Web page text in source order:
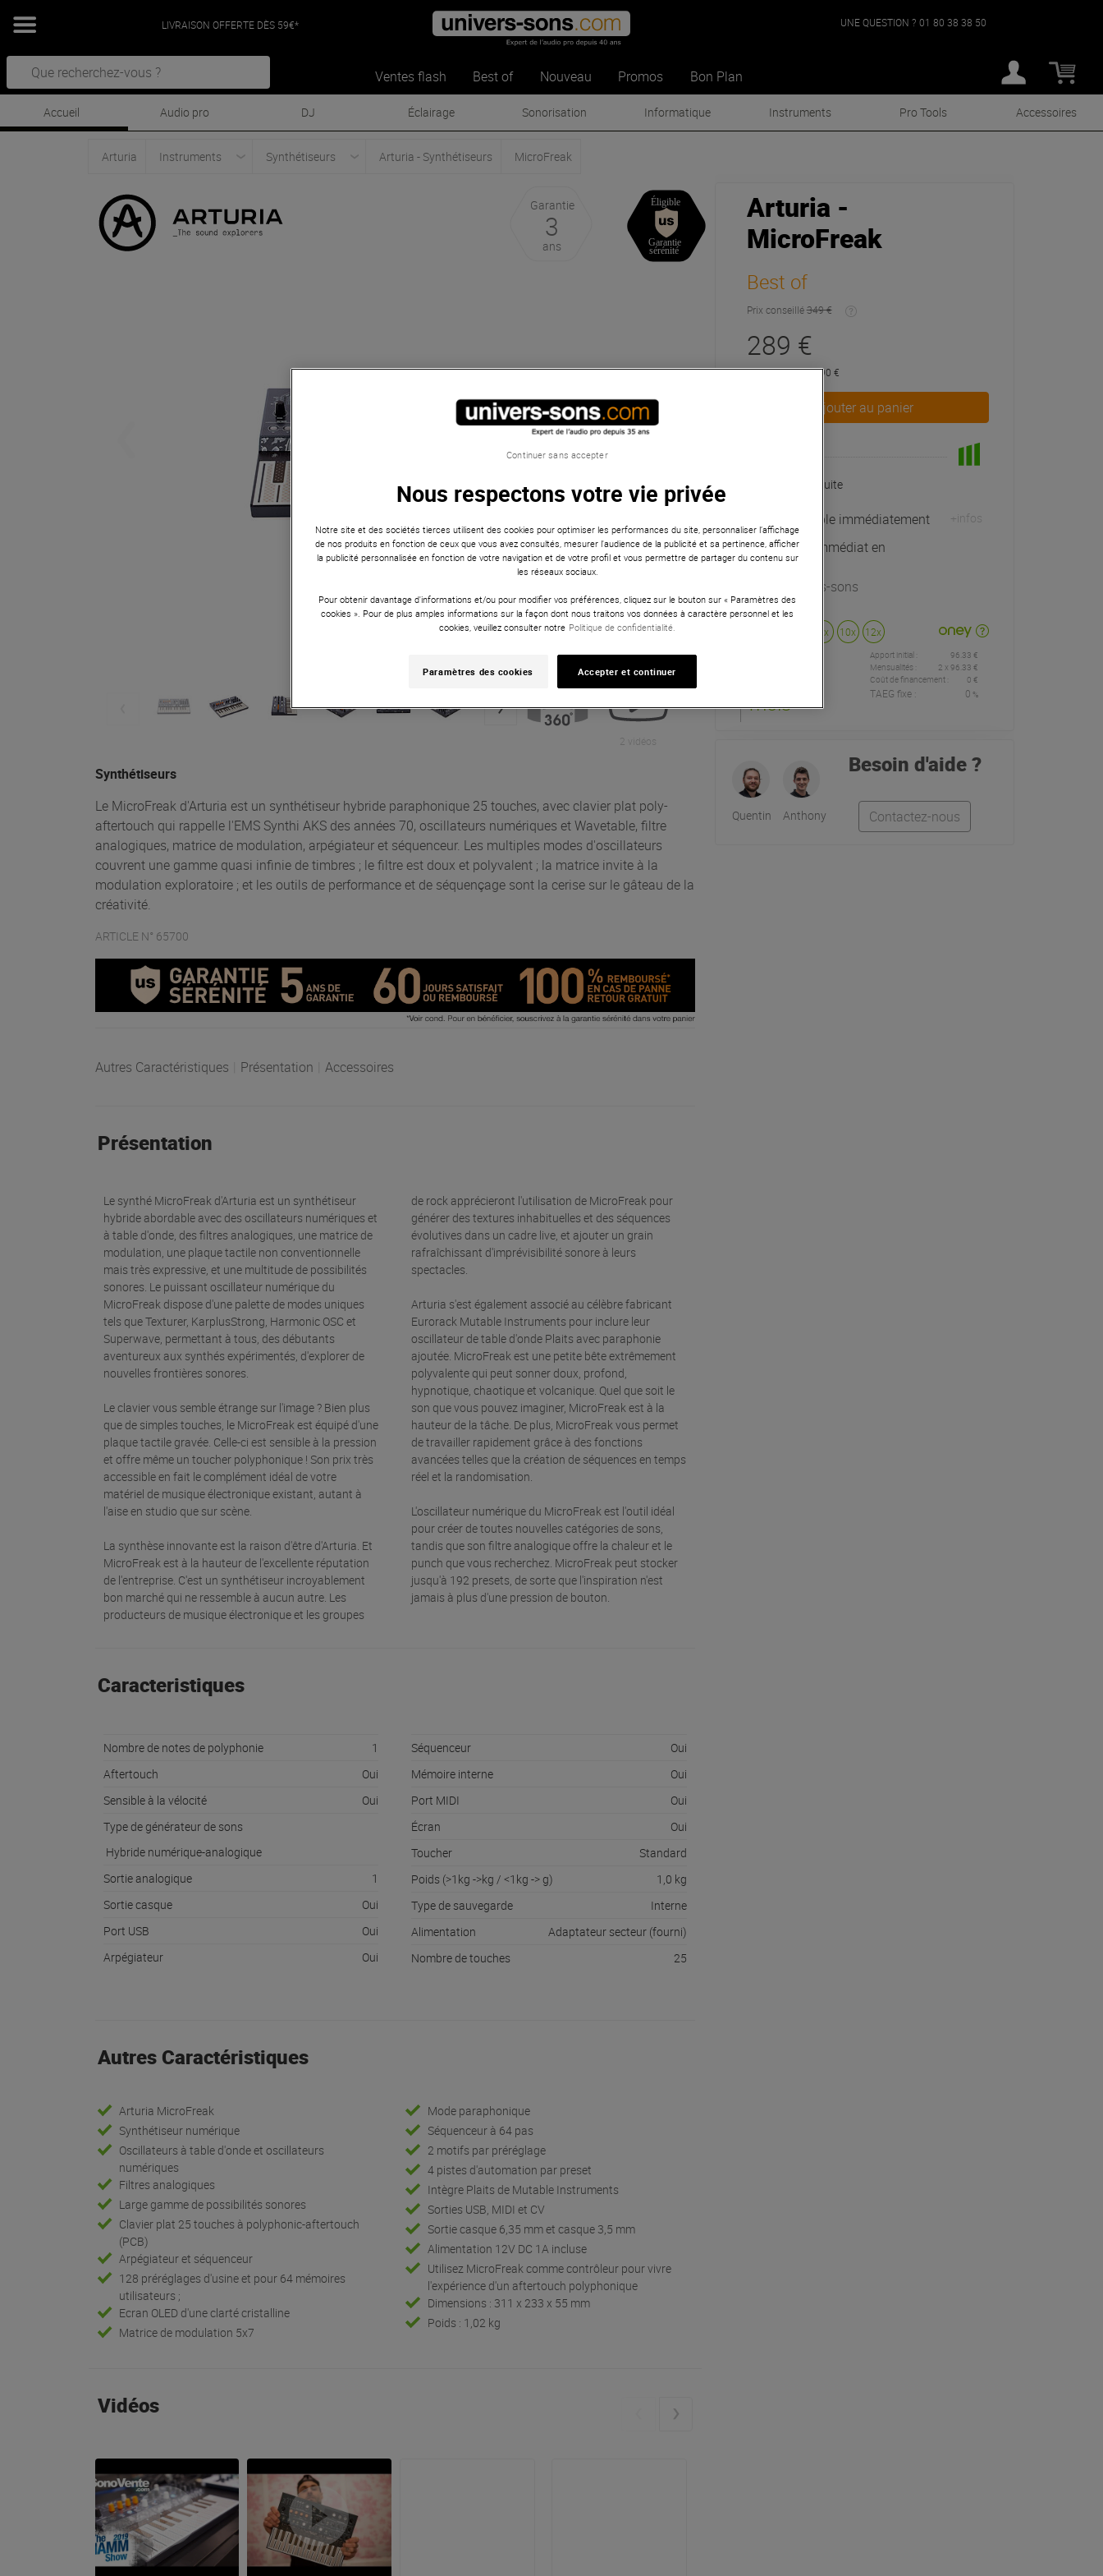
LIVRAISON OFFERTE DÈS 59€*
Ventes flash Best of Nouveau Promos Bon Plan
UNE QUESTION ? 01 80 38 38 50
Accueil Audio pro DJ Éclairage Sonorisation Informatique Instruments Pro Tools Accessoires
Arturia Instruments Synthétiseurs Arturia - Synthétiseurs MicroFreak
Garantie
3
ans
2 vidéos
Synthétiseurs
Le MicroFreak d'Arturia est un synthétiseur hybride paraphonique 25 touches, avec clavier plat poly-
aftertouch qui rappelle l'EMS Synthi AKS des années 70, oscillateurs numériques et Wavetable, filtre
analogiques, matrice de modulation, arpégiateur et séquenceur. Les multiples modes d'oscillateurs
couvrent une gamme quasi infinie de timbres ; le filtre est doux et polyvalent ; la matrice invite à la
modulation exploratoire ; et les outils de performance et de séquençage sont la cerise sur le gâteau de la
créativité.
ARTICLE N° 65700
Autres Caractéristiques Présentation Accessoires
Présentation
Le synthé MicroFreak d'Arturia est un synthétiseur
hybride abordable avec des oscillateurs numériques et
à table d'onde, des filtres analogiques, une matrice de
modulation, une plaque tactile non conventionnelle
mais très expressive, et une multitude de possibilités
sonores. Le puissant oscillateur numérique du
MicroFreak dispose d'une palette de modes uniques
tels que Texturer, KarplusStrong, Harmonic OSC et
Superwave, permettant à tous, des débutants
aventureux aux synthés expérimentés, d'explorer de
nouvelles frontières sonores.
Le clavier vous semble étrange sur l'image ? Bien plus
que de simples touches, le MicroFreak est équipé d'une
plaque tactile gravée. Celle-ci est sensible à la pression
et offre même un toucher polyphonique ! Son prix très
accessible en fait le complément idéal de votre
matériel de musique électronique existant, autant à
l'aise en studio que sur scène.
La synthèse innovante est la raison d'être d'Arturia. Et
MicroFreak est à la hauteur de l'excellente réputation
de l'entreprise. C'est un synthétiseur incroyablement
bon marché qui ne ressemble à aucun autre. Les
producteurs de musique électronique et les groupes
de rock apprécieront l'utilisation de MicroFreak pour
générer des textures inhabituelles et des séquences
évolutives dans un cadre live, et ajouter un grain
rafraîchissant d'imprévisibilité sonore à leurs
spectacles.
Arturia s'est également associé au célèbre fabricant
Eurorack Mutable Instruments pour inclure leur
oscillateur de table d'onde Plaits avec paraphonie
ajoutée. MicroFreak est une petite bête extrêmement
polyvalente qui peut sonner doux, profond,
hypnotique, chaotique et volcanique. Quel que soit le
son que vous pouvez imaginer, MicroFreak est à la
hauteur de la tâche. De plus, MicroFreak vous permet
de travailler rapidement grâce à des fonctions
avancées telles que la création de séquences en temps
réel et la randomisation.
L'oscillateur numérique du MicroFreak est l'outil idéal
pour créer de toutes nouvelles catégories de sons,
tandis que son filtre analogique offre la chaleur et le
punch que vous recherchez. MicroFreak peut stocker
jusqu'à 192 presets, de sorte que l'inspiration n'est
jamais à plus d'une pression de bouton.
Caracteristiques
Nombre de notes de polyphonie
1
Aftertouch
Oui
Sensible à la vélocité
Oui
Type de générateur de sons
Hybride numérique-analogique
Sortie analogique
1
Sortie casque
Oui
Port USB
Oui
Arpégiateur
Oui
Séquenceur
Oui
Mémoire interne
Oui
Port MIDI
Oui
Écran
Oui
Toucher
Standard
Poids (>1kg ->kg / <1kg -> g)
1,0 kg
Type de sauvegarde
Interne
Alimentation
Adaptateur secteur (fourni)
Nombre de touches
25
Autres Caractéristiques
Arturia MicroFreak
Synthétiseur numérique
Oscillateurs à table d'onde et oscillateurs
numériques
Filtres analogiques
Large gamme de possibilités sonores
Clavier plat 25 touches à polyphonic-aftertouch
(PCB)
Arpégiateur et séquenceur
128 préréglages d'usine et pour 64 mémoires
utilisateurs ;
Ecran OLED d'une clarté cristalline
Matrice de modulation 5x7
Mode paraphonique
Séquenceur à 64 pas
2 motifs par préréglage
4 pistes d'automation par preset
Intègre Plaits de Mutable Instruments
Sorties USB, MIDI et CV
Sortie casque 6,35 mm et casque 3,5 mm
Alimentation 12V DC 1A incluse
Utilisez MicroFreak comme contrôleur pour vivre
l'expérience d'un aftertouch polyphonique
Dimensions : 311 x 233 x 55 mm
Poids : 1,02 kg
Vidéos
Arturia -
MicroFreak
Best of
Prix conseillé 349 €
289 €
dont éco-part : 0,90 €
Ajouter au panier
Livraison Gratuite
Expédiable immédiatement +infos
Retrait immédiat en
magasin
à Univers-sons
4x 10x 12x
mois
Apport initial :
96.33 €
Mensualités :
2 x 96.33 €
Coût de financement :
0 €
TAEG fixe : 0 %
Quentin Anthony
Besoin d'aide ?
Contactez-nous
Nous respectons votre vie privée
Notre site et des sociétés tierces utilisent des cookies pour optimiser les performances du site, personnaliser l’affichage
de nos produits en fonction de ceux que vous avez consultés, mesurer l'audience de la publicité et sa pertinence, afficher
la publicité personnalisée en fonction de votre navigation et de votre profil et vous permettre de partager du contenu sur
les réseaux sociaux.
Pour obtenir davantage d'informations et/ou pour modifier vos préférences, cliquez sur le bouton sur « Paramètres des
cookies ». Pour de plus amples informations sur la façon dont nous traitons vos données à caractère personnel et les
cookies, veuillez consulter notre Politique de confidentialité.
Paramètres des cookies Accepter et continuer
Continuer sans accepter